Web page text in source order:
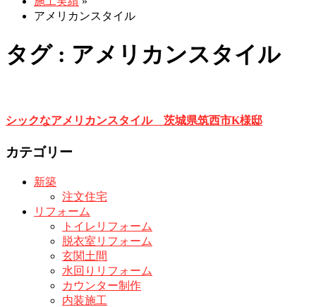
アメリカンスタイル
タグ : アメリカンスタイル
シックなアメリカンスタイル 茨城県筑西市K様邸
カテゴリー
新築
注文住宅
リフォーム
トイレリフォーム
脱衣室リフォーム
玄関土間
水回りリフォーム
カウンター制作
内装施工